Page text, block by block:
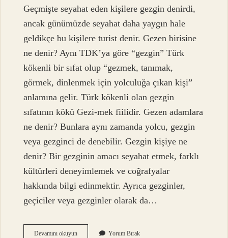
Geçmişte seyahat eden kişilere gezgin denirdi,
ancak günümüzde seyahat daha yaygın hale
geldikçe bu kişilere turist denir. Gezen birisine
ne denir? Aynı TDK’ya göre “gezgin” Türk
kökenli bir sıfat olup “gezmek, tanımak,
görmek, dinlenmek için yolculuğa çıkan kişi”
anlamına gelir. Türk kökenli olan gezgin
sıfatının kökü Gezi-mek fiilidir. Gezen adamlara
ne denir? Bunlara aynı zamanda yolcu, gezgin
veya gezginci de denebilir. Gezgin kişiye ne
denir? Bir gezginin amacı seyahat etmek, farklı
kültürleri deneyimlemek ve coğrafyalar
hakkında bilgi edinmektir. Ayrıca gezginler,
geçiciler veya gezginler olarak da…
Devamını okuyunÇok
Yorum Bırak